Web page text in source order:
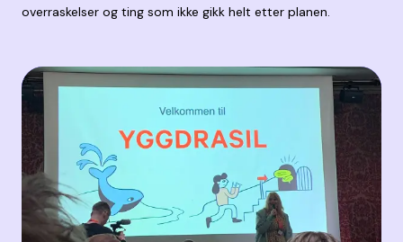
overraskelser og ting som ikke gikk helt etter planen.